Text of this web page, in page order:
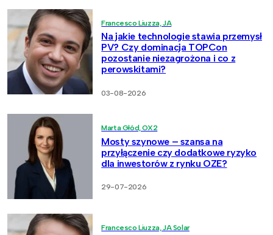
Francesco Liuzza, JA
Na jakie technologie stawia przemysł
PV? Czy dominacja TOPCon
pozostanie niezagrożona i co z
perowskitami?
03-08-2026
Marta Głód, OX2
Mosty szynowe – szansa na
przyłączenie czy dodatkowe ryzyko
dla inwestorów z rynku OZE?
29-07-2026
Francesco Liuzza, JA Solar